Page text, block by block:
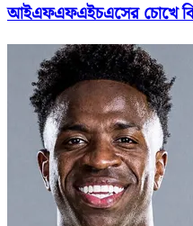
আইএফএফএইচএসের চোখে